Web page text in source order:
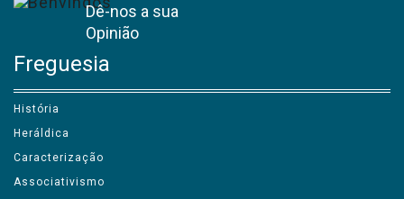
Dê-nos a sua
Opinião
Freguesia
História
Heráldica
Caracterização
Associativismo